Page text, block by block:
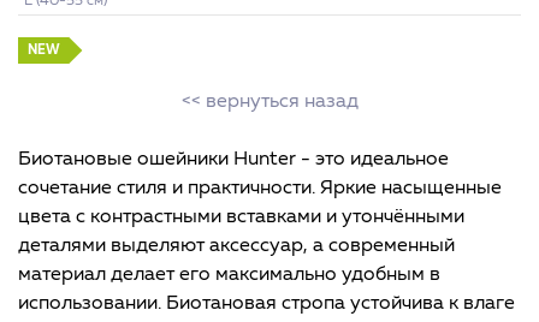
NEW
<< вернуться назад
Биотановые ошейники Hunter - это идеальное
сочетание стиля и практичности. Яркие насыщенные
цвета с контрастными вставками и утончёнными
деталями выделяют аксессуар, а современный
материал делает его максимально удобным в
использовании. Биотановая стропа устойчива к влаге